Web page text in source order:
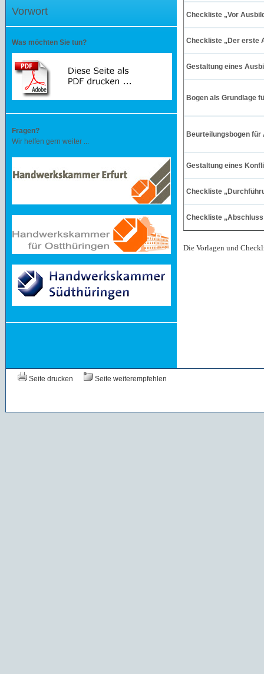
Vorwort
Was möchten Sie tun?
Fragen?
Wir helfen gern weiter ...
Checkliste „Vor
Checkliste „Der erste
Gestaltung eines
Bogen als Grundlage
Beurteilungsbogen für
Gestaltung eines
Checkliste
Checkliste
Die Vorlagen und
Seite drucken Seite weiterempfehlen